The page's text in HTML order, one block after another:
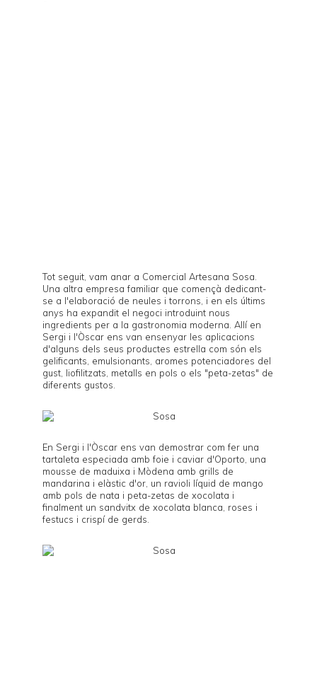
Tot seguit, vam anar a Comercial Artesana Sosa.
Una altra empresa familiar que començà dedicant-
se a l'elaboració de neules i torrons, i en els últims
anys ha expandit el negoci introduint nous
ingredients per a la gastronomia moderna. Allí en
Sergi i l'Òscar ens van ensenyar les aplicacions
d'alguns dels seus productes estrella com són els
gelificants, emulsionants, aromes potenciadores del
gust, liofilitzats, metalls en pols o els "peta-zetas" de
diferents gustos.
En Sergi i l'Òscar ens van demostrar com fer una
tartaleta especiada amb foie i caviar d'Oporto, una
mousse de maduixa i Mòdena amb grills de
mandarina i elàstic d'or, un ravioli líquid de mango
amb pols de nata i peta-zetas de xocolata i
finalment un sandvitx de xocolata blanca, roses i
festucs i crispí de gerds.